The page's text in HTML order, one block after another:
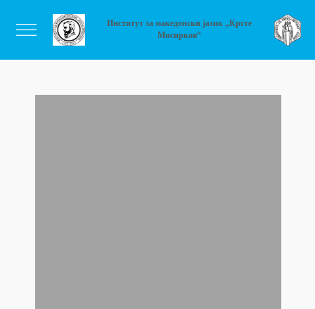
Институт за македонски јазик „Крсте
Мисирков“